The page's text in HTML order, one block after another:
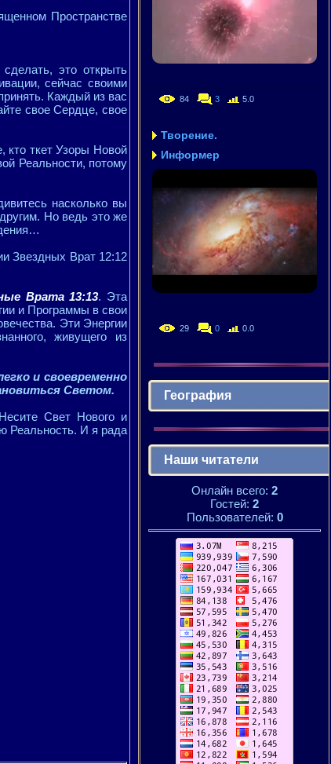
Пространстве
это открыть
сейчас своими
Каждый из вас
свое Сердце, свое
кто ткет Узоры Новой
Реальности, потому
насколько вы
Но ведь это же
Звездных Врат 12:12
Врата 13:13. Эта
и Программы в свои
Эти Энергии
живущего из
и своевременно
Светом.
Свет Нового и
Реальность. И я рада
84 3 5.0
Творение.
Информер
29 0 0.0
География
Наши читатели
Онлайн всего: 2
Гостей: 2
Пользователей: 0